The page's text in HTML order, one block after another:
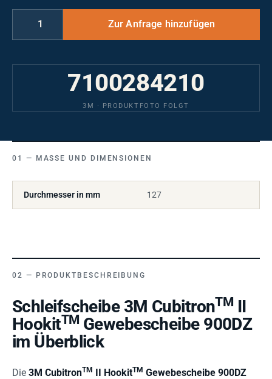
7100284210
3M · PRODUKTFOTO FOLGT
MASSE UND DIMENSIONEN
Durchmesser in mm 127
PRODUKTBESCHREIBUNG
Schleifscheibe 3M CubitronTM II
HookitTM Gewebescheibe 900DZ
im Überblick
Die 3M CubitronTM II HookitTM Gewebescheibe 900DZ